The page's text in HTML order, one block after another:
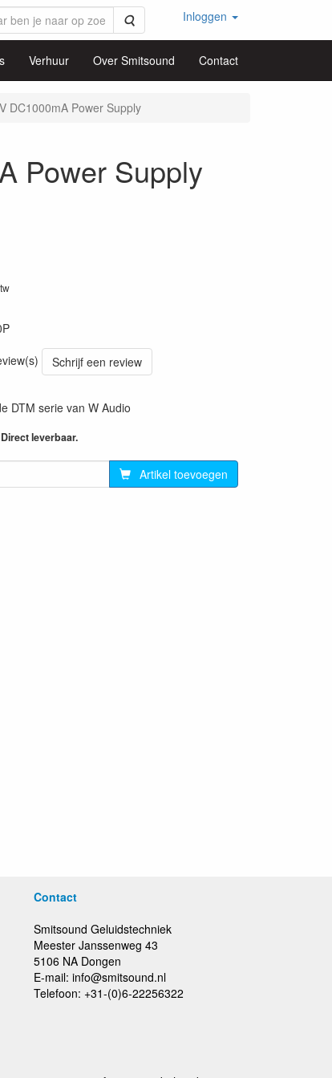
Zoeken Inloggen
Verhuur Over Smitsound Contact
DC1000mA Power Supply
Power Supply
Schrijf een review
DTM serie van W Audio
leverbaar.
Artikel toevoegen
Contact
Smitsound Geluidstechniek
Meester Janssenweg 43
5106 NA Dongen
E-mail: info@smitsound.nl
Telefoon: +31-(0)6-22256322